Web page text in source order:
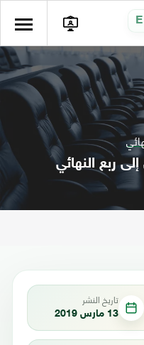
ربع النهائي
تاريخ النشر
13 مارس 2019